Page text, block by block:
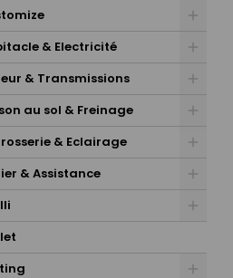
& Electricité
& Transmissions
au sol & Freinage
& Eclairage
& Assistance